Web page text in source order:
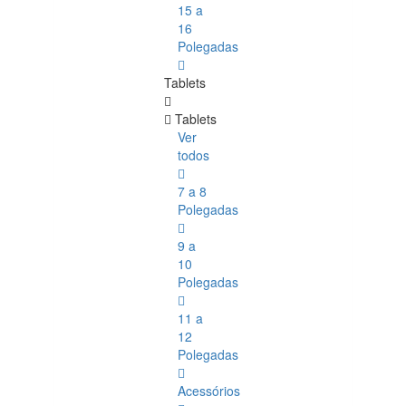
15 a
16
Polegadas
Tablets
Tablets
Ver
todos
7 a 8
Polegadas
9 a
10
Polegadas
11 a
12
Polegadas
Acessórios